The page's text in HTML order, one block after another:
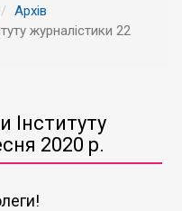
Архів
журналістики 22
Інституту
2020 р.